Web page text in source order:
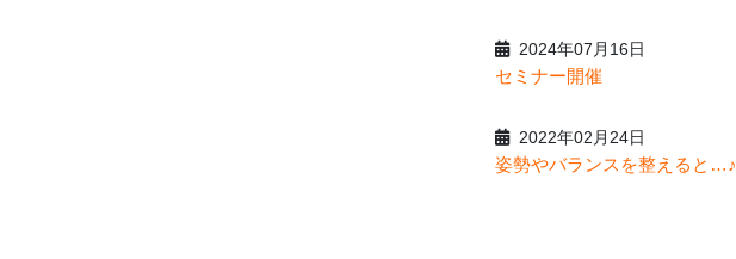
2024年07月16日
セミナー開催
2022年02月24日
姿勢やバランスを整えると…♪